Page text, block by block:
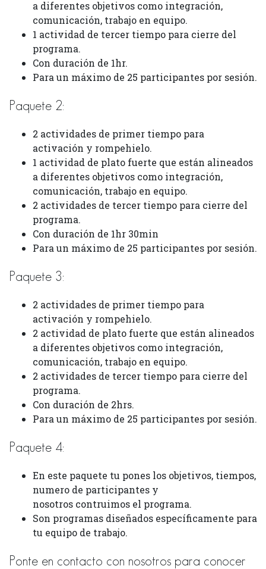
a diferentes objetivos como integración,
comunicación, trabajo en equipo.
1 actividad de tercer tiempo para cierre del
programa.
Con duración de 1hr.
Para un máximo de 25 participantes por sesión.
Paquete 2:
2 actividades de primer tiempo para
activación y rompehielo.
1 actividad de plato fuerte que están alineados
a diferentes objetivos como integración,
comunicación, trabajo en equipo.
2 actividades de tercer tiempo para cierre del
programa.
Con duración de 1hr 30min
Para un máximo de 25 participantes por sesión.
Paquete 3:
2 actividades de primer tiempo para
activación y rompehielo.
2 actividad de plato fuerte que están alineados
a diferentes objetivos como integración,
comunicación, trabajo en equipo.
2 actividades de tercer tiempo para cierre del
programa.
Con duración de 2hrs.
Para un máximo de 25 participantes por sesión.
Paquete 4:
En este paquete tu pones los objetivos, tiempos,
numero de participantes y
nosotros contruimos el programa.
Son programas diseñados específicamente para
tu equipo de trabajo.
Ponte en contacto con nosotros para conocer